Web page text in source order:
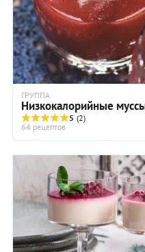
ГРУППА
Низкокалорийные
5 (2)
64 рецептов